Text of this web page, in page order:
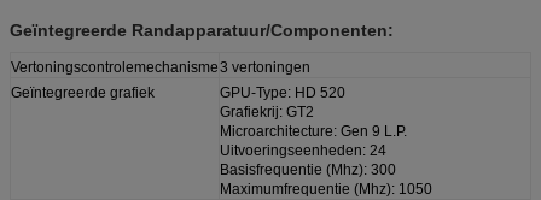
Geïntegreerde Randapparatuur/Componenten:
Vertoningscontrolemechanisme3 vertoningen
Geïntegreerde grafiek
GPU-Type: HD 520
Grafiekrij: GT2
Microarchitecture: Gen 9 L.P.
Uitvoeringseenheden: 24
Basisfrequentie (Mhz): 300
Maximumfrequentie (Mhz): 1050